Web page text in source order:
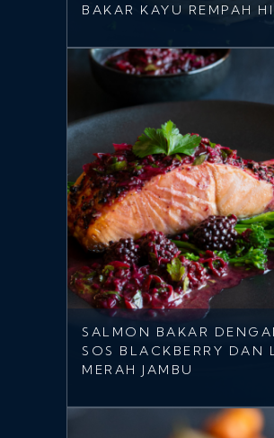
BAKAR KAYU REMPAH
SALMON BAKAR
SOS BLACKBERRY DAN
MERAH JAMBU